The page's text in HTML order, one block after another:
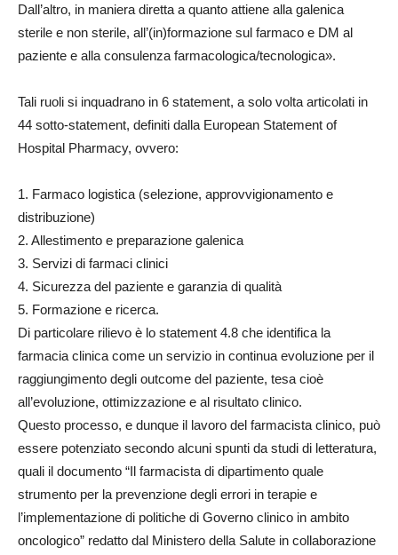
Dall’altro, in maniera diretta a quanto attiene alla galenica
sterile e non sterile, all’(in)formazione sul farmaco e DM al
paziente e alla consulenza farmacologica/tecnologica».
Tali ruoli si inquadrano in 6 statement, a solo volta articolati in
44 sotto-statement, definiti dalla European Statement of
Hospital Pharmacy, ovvero:
1. Farmaco logistica (selezione, approvvigionamento e
distribuzione)
2. Allestimento e preparazione galenica
3. Servizi di farmaci clinici
4. Sicurezza del paziente e garanzia di qualità
5. Formazione e ricerca.
Di particolare rilievo è lo statement 4.8 che identifica la
farmacia clinica come un servizio in continua evoluzione per il
raggiungimento degli outcome del paziente, tesa cioè
all’evoluzione, ottimizzazione e al risultato clinico.
Questo processo, e dunque il lavoro del farmacista clinico, può
essere potenziato secondo alcuni spunti da studi di letteratura,
quali il documento “Il farmacista di dipartimento quale
strumento per la prevenzione degli errori in terapie e
l’implementazione di politiche di Governo clinico in ambito
oncologico” redatto dal Ministero della Salute in collaborazione